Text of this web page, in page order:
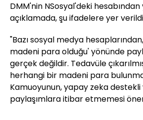
DMM'nin NSosyal'deki hesabından
açıklamada, şu ifadelere yer
"Bazı sosyal medya
madeni para olduğu' yönünde
gerçek değildir. Tedavüle
herhangi bir madeni para
Kamuoyunun, yapay zeka destekli
paylaşımlara itibar etmemesi